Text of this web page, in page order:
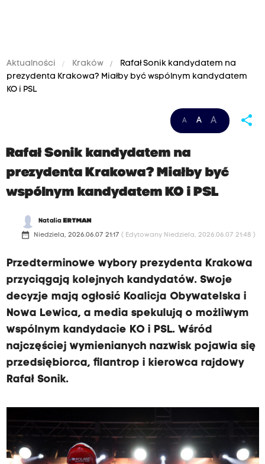
Aktualności Kraków
Rafał Sonik kandydatem na
prezydenta Krakowa? Miałby być wspólnym kandydatem
KO i PSL
A A A share
Rafał Sonik kandydatem na
prezydenta Krakowa? Miałby być
wspólnym kandydatem KO i PSL
Natalia ERTMAN
date_range Niedziela, 2026.06.07 21:17 ( Edytowany Niedziela, 2026.06.07 21:48 )
Przedterminowe wybory prezydenta Krakowa
przyciągają kolejnych kandydatów. Swoje
decyzje mają ogłosić Koalicja Obywatelska i
Nowa Lewica, a media spekulują o możliwym
wspólnym kandydacie KO i PSL. Wśród
najczęściej wymienianych nazwisk pojawia się
przedsiębiorca, filantrop i kierowca rajdowy
Rafał Sonik.